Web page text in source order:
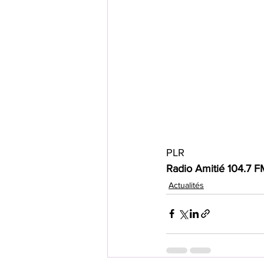
PLR
Radio Amitié 104.7
Actualités